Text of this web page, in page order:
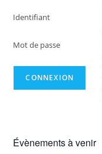
Identifiant
Mot de passe
Évènements à venir